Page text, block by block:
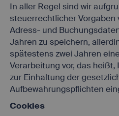
In aller Regel sind wir
steuerrechtlicher Vorgaben
Adress- und
Jahren zu speichern,
spätestens zwei Jahren
Verarbeitung vor, das
zur Einhaltung der
Aufbewahrungspflichten
Cookies